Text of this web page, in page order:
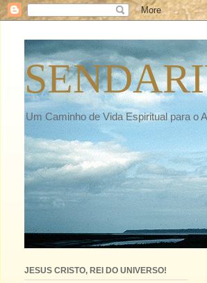
Um Caminho de Vida Espiritual para o
JESUS CRISTO, REI DO UNIVERSO!